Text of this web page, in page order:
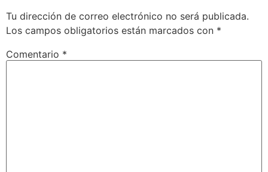
Tu dirección de correo electrónico no será publicada.
Los campos obligatorios están marcados con *
Comentario *